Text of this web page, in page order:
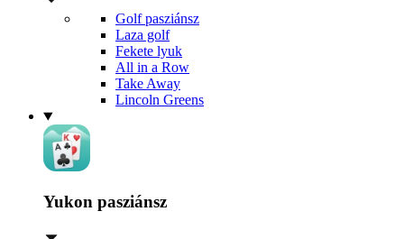
Golf pasziánsz
Laza golf
Fekete lyuk
All in a Row
Take Away
Lincoln Greens
Yukon pasziánsz